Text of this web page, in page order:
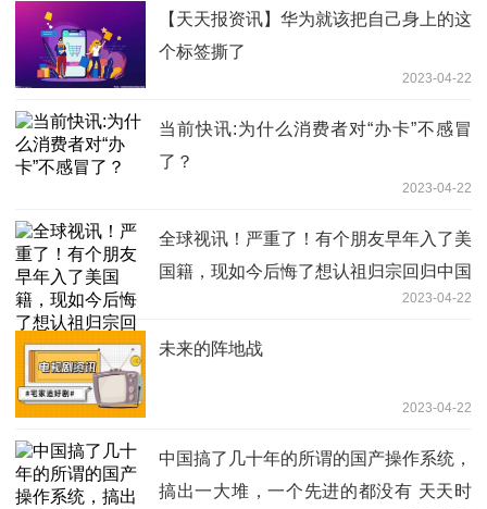
【天天报资讯】华为就该把自己身上的这
个标签撕了
2023-04-22
当前快讯:为什么消费者对“办卡”不感冒
了？
2023-04-22
全球视讯！严重了！有个朋友早年入了美
国籍，现如今后悔了想认祖归宗回归中国
2023-04-22
未来的阵地战
2023-04-22
中国搞了几十年的所谓的国产操作系统，
搞出一大堆，一个先进的都没有 天天时